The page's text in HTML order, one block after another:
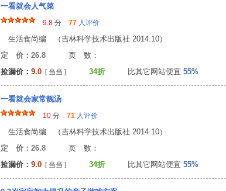
一看就会人气菜
9.8 分 77 人评价
生活食尚编 （吉林科学技术出版社 2014.10）
定 价：26.8 页 数：
捡漏价： 9.0 [ 当当 ] 34折 比其它网站便宜 55%
一看就会家常靓汤
10 分 71 人评价
生活食尚编 （吉林科学技术出版社 2014.10）
定 价：26.8 页 数：
捡漏价： 9.0 [ 当当 ] 34折 比其它网站便宜 55%